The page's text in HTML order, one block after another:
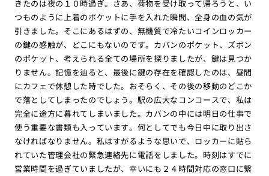
きたのは夜の１０時過ぎ。さあ、荷物を受け取って帰ろうと、い
つものように上着のポケットに手を入れた瞬間、全身の血の気が
引きました。そこにあるはずの、無機質で冷たいコインロッカー
の鍵の感触が、どこにもないのです。カバンのポケット、ズボン
のポケット、考えられる全ての場所を探りましたが、鍵は見つか
りません。記憶を辿ると、最後に鍵の存在を確認したのは、昼間
にカフェで休憩した時でした。おそらく、その後の移動のどこか
で落としてしまったのでしょう。駅の広大なコンコースで、私は
完全に途方に暮れてしまいました。カバンの中には明日の仕事で
使う重要な書類も入っています。何としてでも今日中に取り出さ
なければなりません。私はすがるような思いで、ロッカーに貼ら
れていた管理会社の緊急連絡先に電話をしました。時刻はすでに
営業時間を過ぎていましたが、幸いにも２４時間対応の窓口に繋